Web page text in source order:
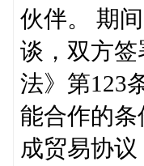
伙伴。 期
谈，双方
法》第123
能合作的
成贸易协